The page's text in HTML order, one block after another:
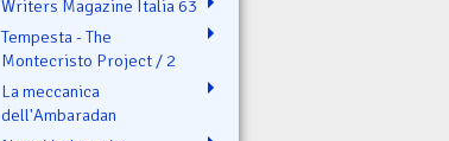
Writers Magazine Italia 63
Tempesta - The
Montecristo Project / 2
La meccanica
dell'Ambaradan